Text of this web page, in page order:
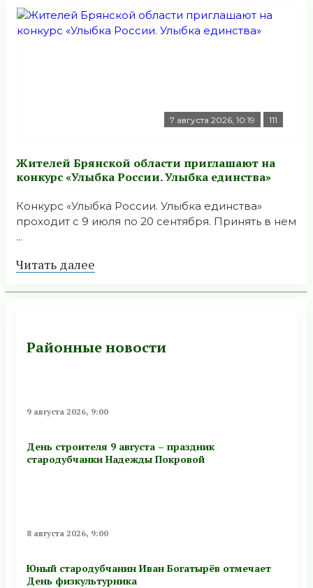
7 августа 2026, 10:19 111
Жителей Брянской области приглашают на
конкурс «Улыбка России. Улыбка единства»
Конкурс «Улыбка России. Улыбка единства»
проходит с 9 июля по 20 сентября. Принять в нем
...
Читать далее
Районные новости
9 августа 2026, 9:00
День строителя 9 августа – праздник
стародубчанки Надежды Покровой
8 августа 2026, 9:00
Юный стародубчанин Иван Богатырёв отмечает
День физкультурника